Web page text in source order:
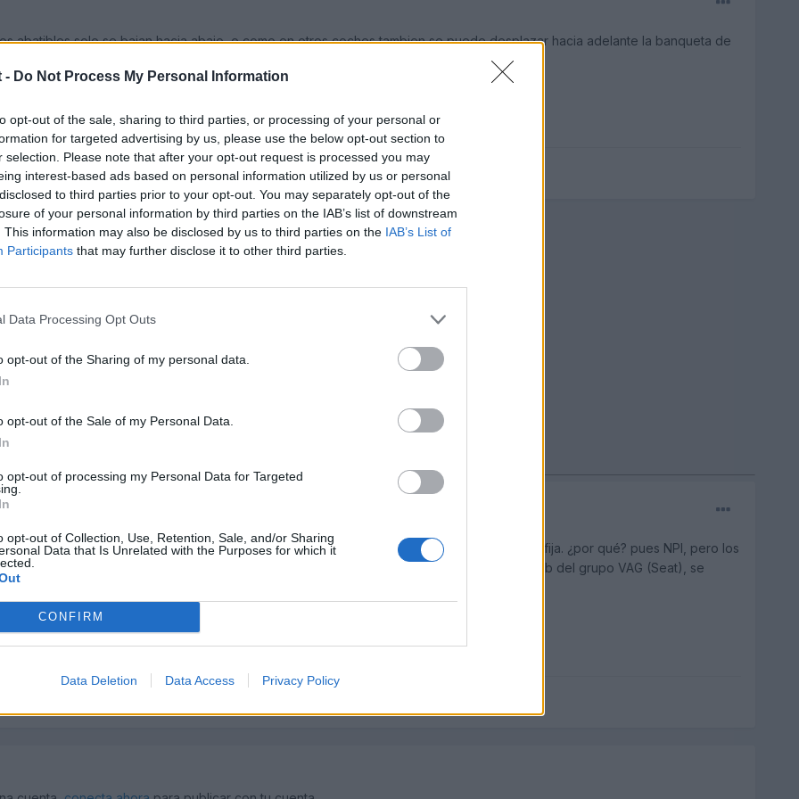
- Do Not Process My Personal Information
opt-out of the sale, sharing to third parties, or processing of your personal or
for targeted advertising by us, please use the below opt-out section to
selection. Please note that after your opt-out request is processed you may
interest-based ads based on personal information utilized by us or personal
to third parties prior to your opt-out. You may separately opt-out of the
of your personal information by third parties on the IAB’s list of downstream
This information may also be disclosed by us to third parties on the IAB’s List of
Participants that may further disclose it to other third parties.
Data Processing Opt Outs
opt-out of the Sharing of my personal data.
opt-out of the Sale of my Personal Data.
opt-out of processing my Personal Data for Targeted
opt-out of Collection, Use, Retention, Sale, and/or Sharing
Data that Is Unrelated with the Purposes for which it
CONFIRM
Data Deletion Data Access Privacy Policy
abatibles solo se bajan hacia abajo, o como en otros coches tambien se puede desplazar hacia adelante la banqueta de
los respaldos (y gracias a dios que es por partes asimetricas), la parte de abajo queda fija. ¿por qué? pues NPI, pero los
que no te explicas cuando pagas casi 5 kilos por un compacto
En mi anterior coche, tb del grupo VAG (Seat), se
de abajo. ya ves, las marcas "pobres" del grupo siempre dan mas por menos dinero.